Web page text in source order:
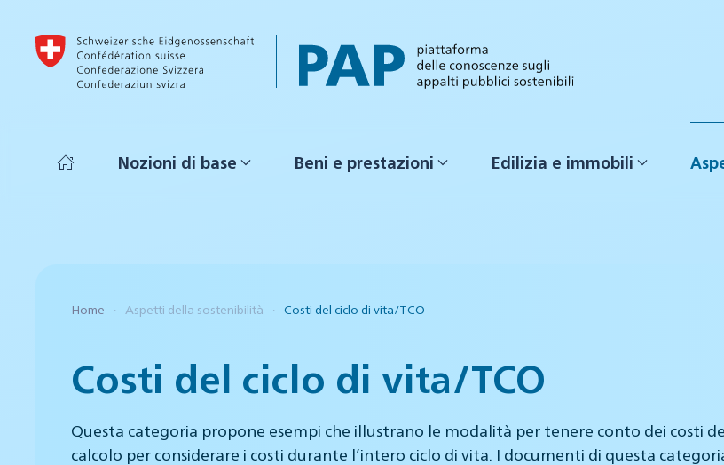
Skip to main content
Nozioni di base Beni e prestazioni Edilizia e immobili
Home Aspetti della sostenibilità Costi del ciclo di vita/TCO
Costi del ciclo di vita/TCO
Questa categoria propone esempi che illustrano le modalità per tenere conto dei costi
calcolo per considerare i costi durante l’intero ciclo di vita. I documenti di questa